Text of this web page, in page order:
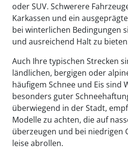
oder SUV. Schwerere
Karkassen und ein
bei winterlichen Bedingungen
und ausreichend Halt zu
Auch Ihre typischen Strecken
ländlichen, bergigen oder
häufigem Schnee und Eis sind
besonders guter
überwiegend in der Stadt,
Modelle zu achten, die auf
überzeugen und bei niedrigen
leise abrollen.